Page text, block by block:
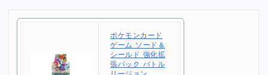
ポケモンカード
ゲーム ソード＆
シールド 強化拡
張パック バトル